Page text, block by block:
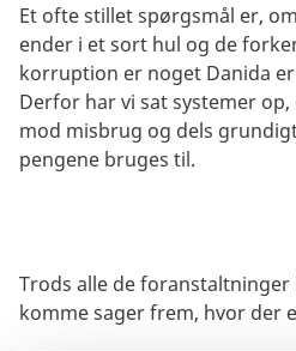
Et ofte stillet spørgsmål er,
ender i et sort hul og de
korruption er noget Danida
Derfor har vi sat systemer
mod misbrug og dels
pengene bruges til.
Trods alle de
komme sager frem, hvor der